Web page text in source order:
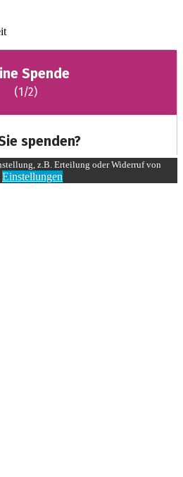
z.B. Erteilung oder Widerruf von
Einstellungen